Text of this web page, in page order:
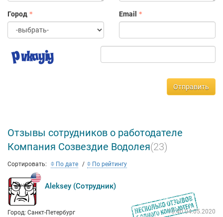
Город Email
Отправить
Отзывы сотрудников о работодателе
Компания Созвездие Водолея(23)
Сортировать: По дате По рейтингу
Aleksey (Сотрудник)
Город: Санкт-Петербург 15:40 04.05.2020